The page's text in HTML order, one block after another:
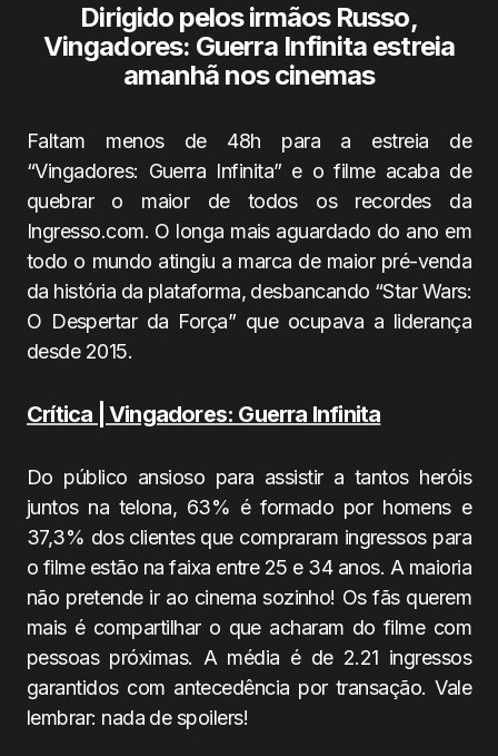
Dirigido pelos irmãos Russo,
Vingadores: Guerra Infinita estreia
amanhã nos cinemas
Faltam menos de 48h para a estreia de
“Vingadores: Guerra Infinita” e o filme acaba de
quebrar o maior de todos os recordes da
Ingresso.com. O longa mais aguardado do ano em
todo o mundo atingiu a marca de maior pré-venda
da história da plataforma, desbancando “Star Wars:
O Despertar da Força” que ocupava a liderança
desde 2015.
Crítica | Vingadores: Guerra Infinita
Do público ansioso para assistir a tantos heróis
juntos na telona, 63% é formado por homens e
37,3% dos clientes que compraram ingressos para
o filme estão na faixa entre 25 e 34 anos. A maioria
não pretende ir ao cinema sozinho! Os fãs querem
mais é compartilhar o que acharam do filme com
pessoas próximas. A média é de 2.21 ingressos
garantidos com antecedência por transação. Vale
lembrar: nada de spoilers!